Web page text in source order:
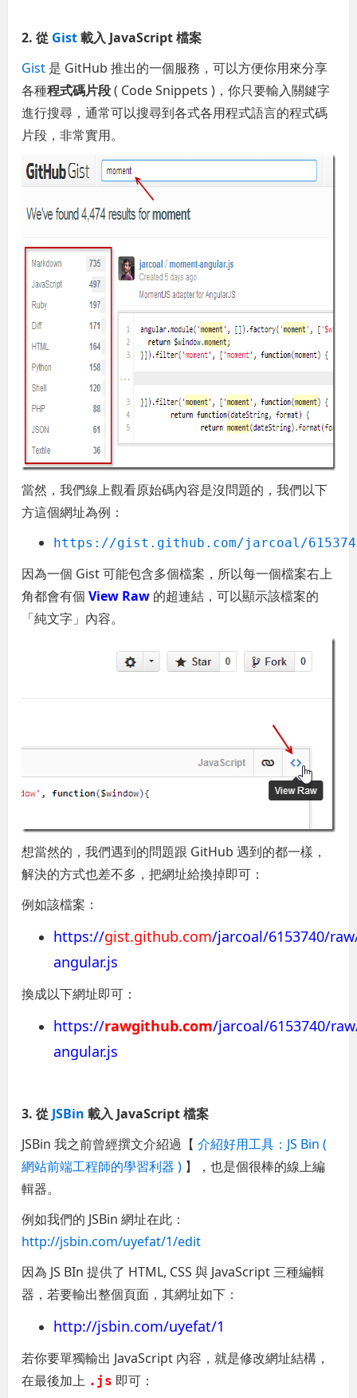
2. 從 Gist載入 JavaScript 檔案
Gist 是 GitHub 推出的一個服務，可以方便你用來分享
各種程式碼片段( Code Snippets )，你只要輸入關鍵字
進行搜尋，通常可以搜尋到各式各用程式語言的程式碼
片段，非常實用。
當然，我們線上觀看原始碼內容是沒問題的，我們以下
方這個網址為例：
https://gist.github.com/jarcoal/
因為一個 Gist 可能包含多個檔案，所以每一個檔案右上
角都會有個View Raw 的超連結，可以顯示該檔案的
「純文字」內容。
想當然的，我們遇到的問題跟 GitHub 遇到的都一樣，
解決的方式也差不多，把網址給換掉即可：
例如該檔案：
https://gist.github.com/jarcoal/6153740/
angular.js
換成以下網址即可：
https://rawgithub.com/jarcoal/6153740/
angular.js
3. 從 JSBin 載入 JavaScript 檔案
JSBin 我之前曾經撰文介紹過【介紹好用工具：JS Bin (
網站前端工程師的學習利器 ) 】，也是個很棒的線上編
輯器。
例如我們的 JSBin 網址在此：
http://jsbin.com/uyefat/1/edit
因為 JS BIn 提供了 HTML, CSS 與 JavaScript 三種編輯
器，若要輸出整個頁面，其網址如下：
http://jsbin.com/uyefat/1
若你要單獨輸出 JavaScript 內容，就是修改網址結構，
在最後加上 .js 即可：